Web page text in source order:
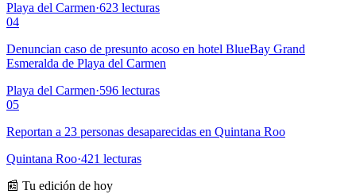
Playa del Carmen·623 lecturas
04
Denuncian caso de presunto acoso en hotel BlueBay Grand
Esmeralda de Playa del Carmen
Playa del Carmen·596 lecturas
05
Reportan a 23 personas desaparecidas en Quintana Roo
Quintana Roo·421 lecturas
📰 Tu edición de hoy